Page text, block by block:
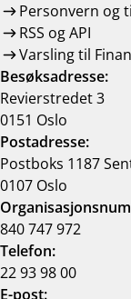
Personvern og
RSS og API
Varsling til
Besøksadresse:
Revierstredet 3
0151 Oslo
Postadresse:
Postboks 1187
0107 Oslo
840 747 972
Telefon:
22 93 98 00
E-post: